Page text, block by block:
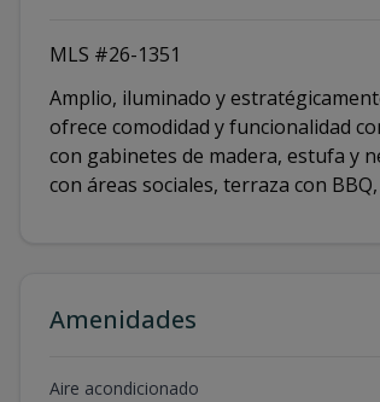
MLS #26-1351
Amplio, iluminado y
ofrece comodidad y funcionalidad
con gabinetes de madera, estufa y
con áreas sociales, terraza con
Amenidades
Aire acondicionado